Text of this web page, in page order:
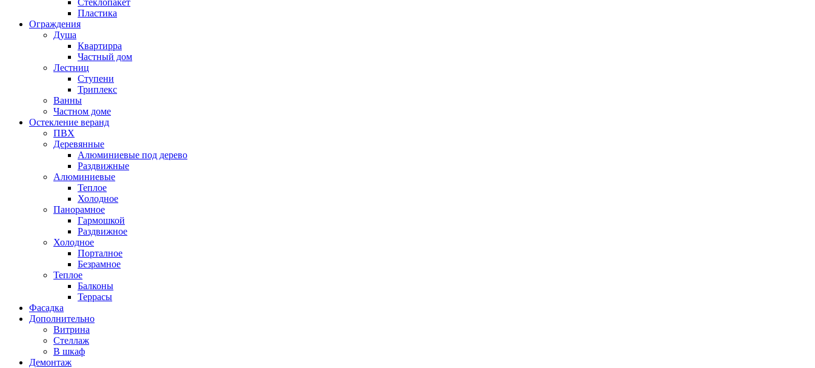
Стеклопакет
Пластика
Ограждения
Душа
Квартирра
Частный дом
Лестниц
Ступени
Триплекс
Ванны
Частном доме
Остекление веранд
ПВХ
Деревянные
Алюминиевые под дерево
Раздвижные
Алюминиевые
Теплое
Холодное
Панорамное
Гармошкой
Раздвижное
Холодное
Порталное
Безрамное
Теплое
Балконы
Террасы
Фасадка
Дополнительно
Витрина
Стеллаж
В шкаф
Демонтаж